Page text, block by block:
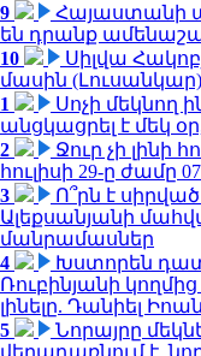
9
Հայաստանի
են դրանք
10
Սիլվա
մասին (Լուսանկար)
1
Սոչի մեկնող
անցկացրել է մեկ
2
Ջուր չի լինի
հուլիսի 29-ը ժամը
3
Ո՞րն է
Ալեքսանյանի
մանրամասներ
4
Խստորեն
Ռուբինյանի
լինելը. Դանիել
5
Նորայրը
վերադառնում է.